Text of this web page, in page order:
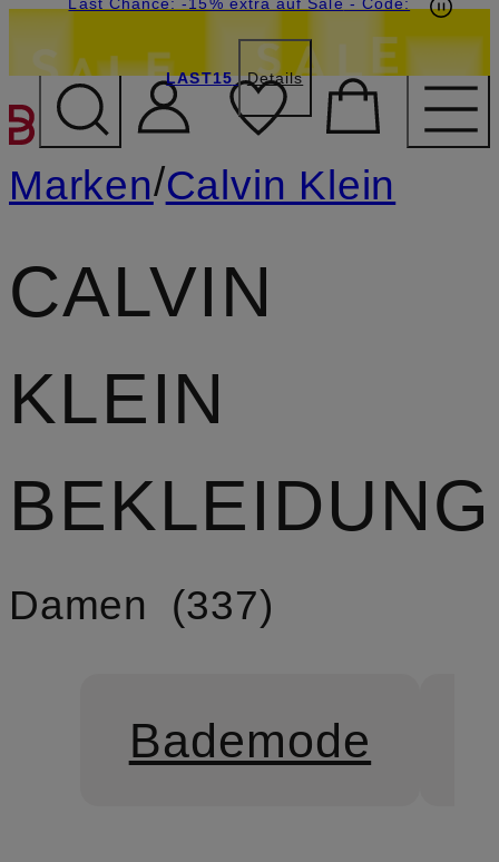
ZUM HAUPTINHALT
LAST15 Details
Marken/Calvin Klein
CALVIN
KLEIN
BEKLEIDUNG
Damen 337
Bademode